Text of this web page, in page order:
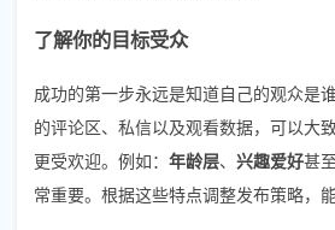
了解你的目标受众
成功的第一步永远是知道自己的观众是
的评论区、私信以及观看数据，可以大
更受欢迎。例如： 年龄层、 兴趣爱好甚
常重要。根据这些特点调整发布策略，